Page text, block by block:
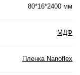
80*16*2400 мм
МДФ
Пленка Nanoflex